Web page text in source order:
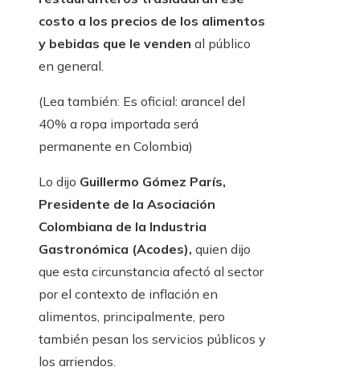
costo a los precios de los alimentos
y bebidas que le venden al público
en general.
(Lea también: Es oficial: arancel del
40% a ropa importada será
permanente en Colombia)
Lo dijo Guillermo Gómez París,
Presidente de la Asociación
Colombiana de la Industria
Gastronómica (Acodes), quien dijo
que esta circunstancia afectó al sector
por el contexto de inflación en
alimentos, principalmente, pero
también pesan los servicios públicos y
los arriendos.